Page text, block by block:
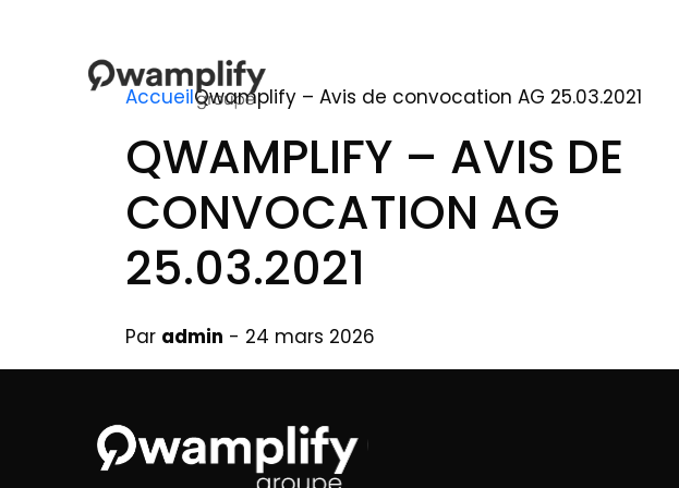
AccueilQwamplify – Avis de convocation AG 25.03.2021
QWAMPLIFY – AVIS DE
CONVOCATION AG
25.03.2021
Par admin - 24 mars 2026